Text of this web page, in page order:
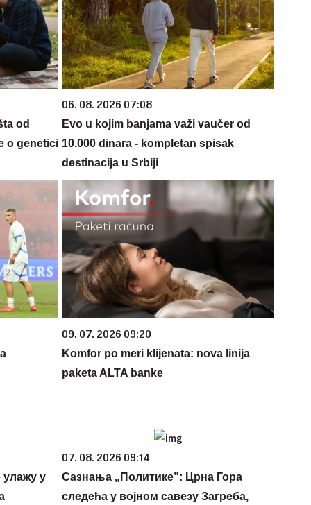
od
o genetici
06. 08. 2026 07:08
Evo u kojim banjama važi vaučer od
10.000 dinara - kompletan spisak
destinacija u Srbiji
09. 07. 2026 09:20
Komfor po meri klijenata: nova linija
paketa ALTA banke
у
07. 08. 2026 09:14
Сазнања „Политике”: Црна Гора
следећа у војном савезу Загреба,